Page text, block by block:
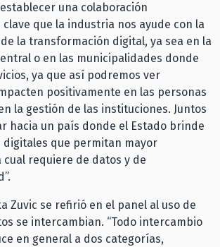
una colaboración
clave que la industria nos ayude con la
la transformación digital, ya sea en la
o en las municipalidades donde
ya que así podremos ver
positivamente en las personas
la gestión de las instituciones. Juntos
hacia un país donde el Estado brinde
digitales que permitan mayor
requiere de datos y de
Zuvic se refirió en el panel al uso de
se intercambian. “Todo intercambio
en general a dos categorías,